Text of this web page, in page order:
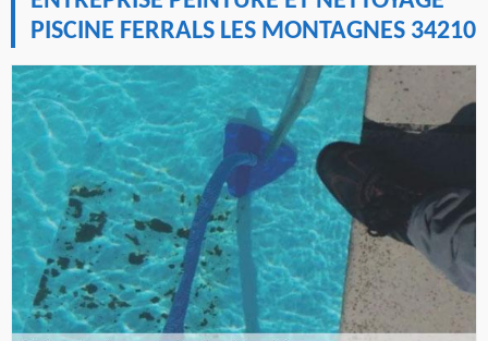
PISCINE FERRALS LES MONTAGNES 34210